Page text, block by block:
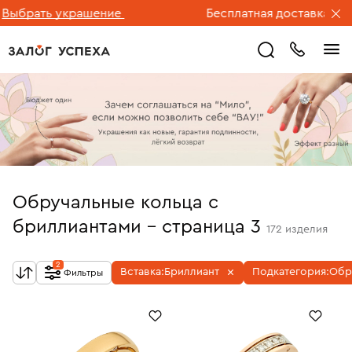
украшение Бесплатная доставка
Обручальные кольца с
бриллиантами - страница 3 172 изделия
Фильтры
2
Вставка: Бриллиант Подкатегория: